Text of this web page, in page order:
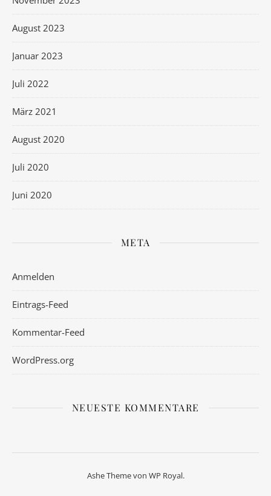
August 2023
Januar 2023
Juli 2022
März 2021
August 2020
Juli 2020
Juni 2020
META
Anmelden
Eintrags-Feed
Kommentar-Feed
WordPress.org
NEUESTE KOMMENTARE
Ashe Theme von WP Royal.